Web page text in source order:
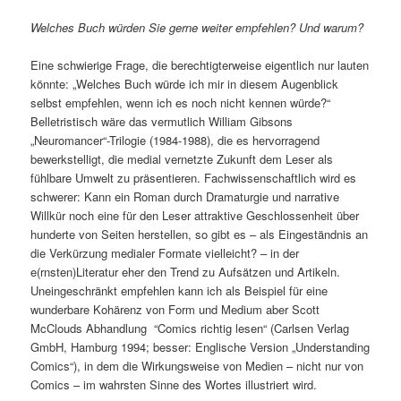
Welches Buch würden Sie gerne weiter empfehlen? Und warum?
Eine schwierige Frage, die berechtigterweise eigentlich nur lauten
könnte: „Welches Buch würde ich mir in diesem Augenblick
selbst empfehlen, wenn ich es noch nicht kennen würde?“
Belletristisch wäre das vermutlich William Gibsons
„Neuromancer“-Trilogie (1984-1988), die es hervorragend
bewerkstelligt, die medial vernetzte Zukunft dem Leser als
fühlbare Umwelt zu präsentieren. Fachwissenschaftlich wird es
schwerer: Kann ein Roman durch Dramaturgie und narrative
Willkür noch eine für den Leser attraktive Geschlossenheit über
hunderte von Seiten herstellen, so gibt es – als Eingeständnis an
die Verkürzung medialer Formate vielleicht? – in der
e(rnsten)Literatur eher den Trend zu Aufsätzen und Artikeln.
Uneingeschränkt empfehlen kann ich als Beispiel für eine
wunderbare Kohärenz von Form und Medium aber Scott
McClouds Abhandlung “Comics richtig lesen“ (Carlsen Verlag
GmbH, Hamburg 1994; besser: Englische Version „Understanding
Comics“), in dem die Wirkungsweise von Medien – nicht nur von
Comics – im wahrsten Sinne des Wortes illustriert wird.